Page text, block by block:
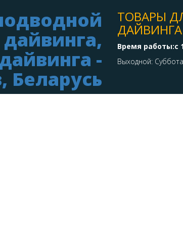
ТОВАРЫ
ДАЙВИНГА
Время работы:с
Выходной: